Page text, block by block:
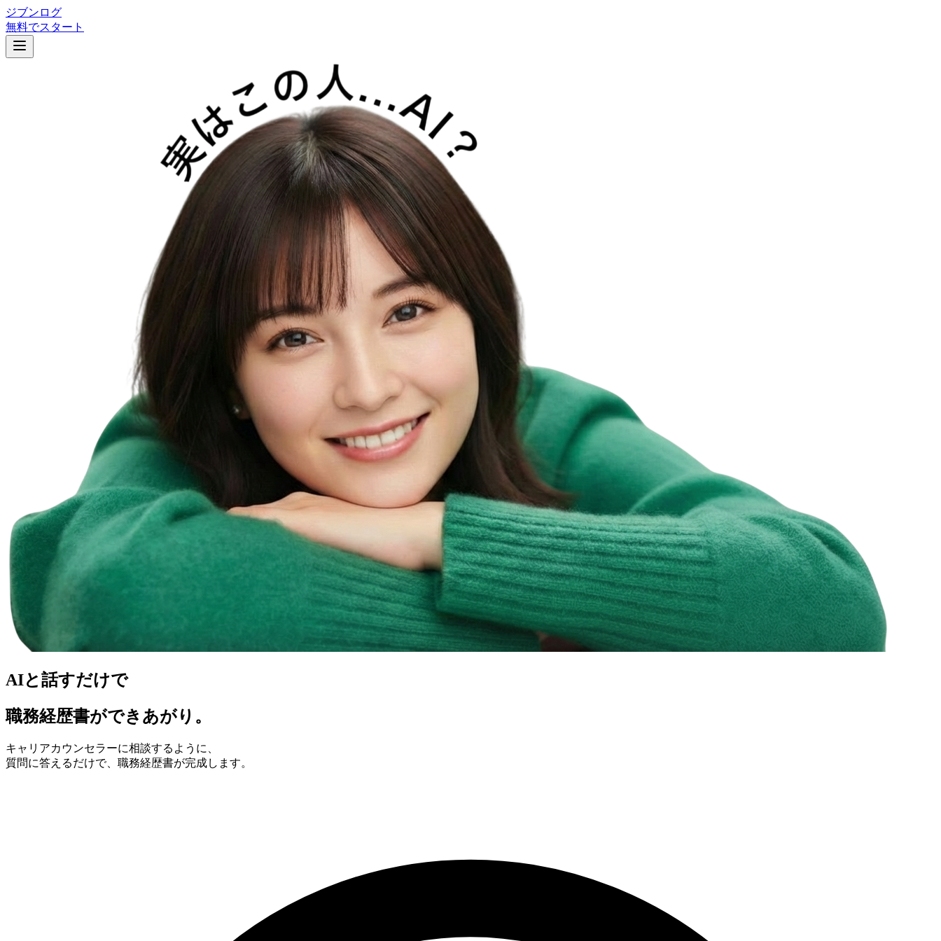
ジブンログ
無料でスタート
AIと話すだけで
職務経歴書ができあがり。
キャリアカウンセラーに相談するように、
質問に答えるだけで、職務経歴書が完成します。